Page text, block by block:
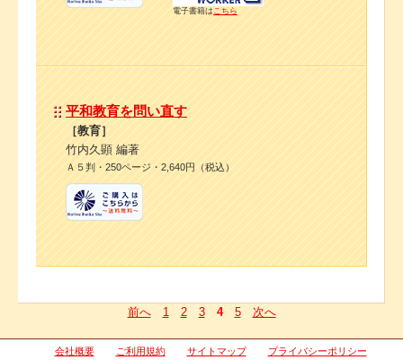
電子書籍はこちら
平和教育を問い直す
［教育］
竹内久顕 編著
Ａ５判・250ページ・2,640円（税込）
前へ 1 2 3 4 5 次へ
会社概要 ご利用規約 サイトマップ プライバシーポリシー